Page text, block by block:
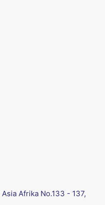
Afrika No.133 - 137,